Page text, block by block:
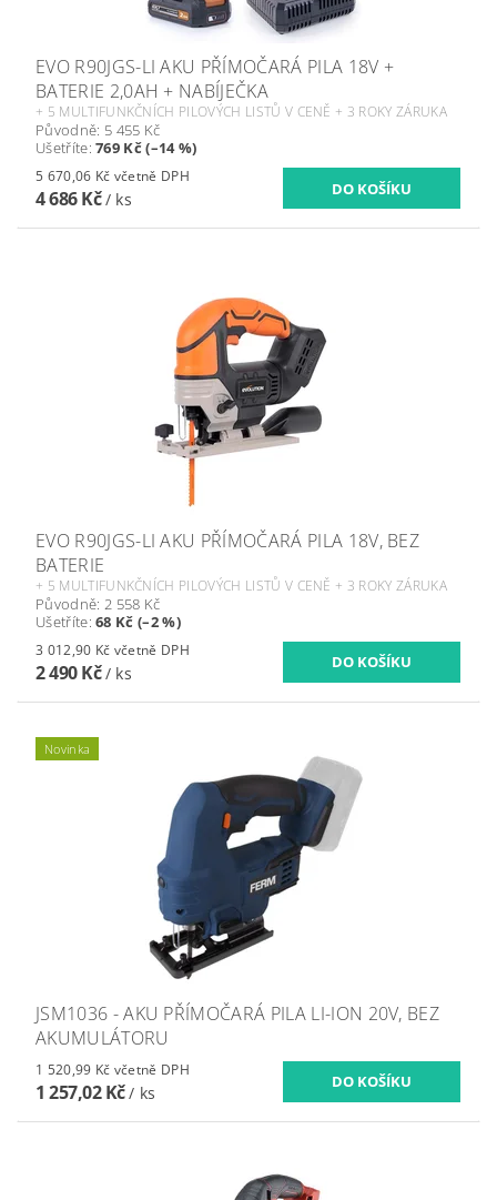
EVO R90JGS-LI AKU PŘÍMOČARÁ PILA 18V +
BATERIE 2,0AH + NABÍJEČKA
+ 5 MULTIFUNKČNÍCH PILOVÝCH LISTŮ V CENĚ + 3 ROKY ZÁRUKA
Původně: 5 455 Kč
Ušetříte:769 Kč (–14 %)
5 670,06 Kč včetně DPH
4 686 Kč/ ks
EVO R90JGS-LI AKU PŘÍMOČARÁ PILA 18V, BEZ
BATERIE
+ 5 MULTIFUNKČNÍCH PILOVÝCH LISTŮ V CENĚ + 3 ROKY ZÁRUKA
Původně: 2 558 Kč
Ušetříte:68 Kč (–2 %)
3 012,90 Kč včetně DPH
2 490 Kč/ ks
Novinka
JSM1036 - AKU PŘÍMOČARÁ PILA LI-ION 20V, BEZ
AKUMULÁTORU
1 520,99 Kč včetně DPH
1 257,02 Kč/ ks